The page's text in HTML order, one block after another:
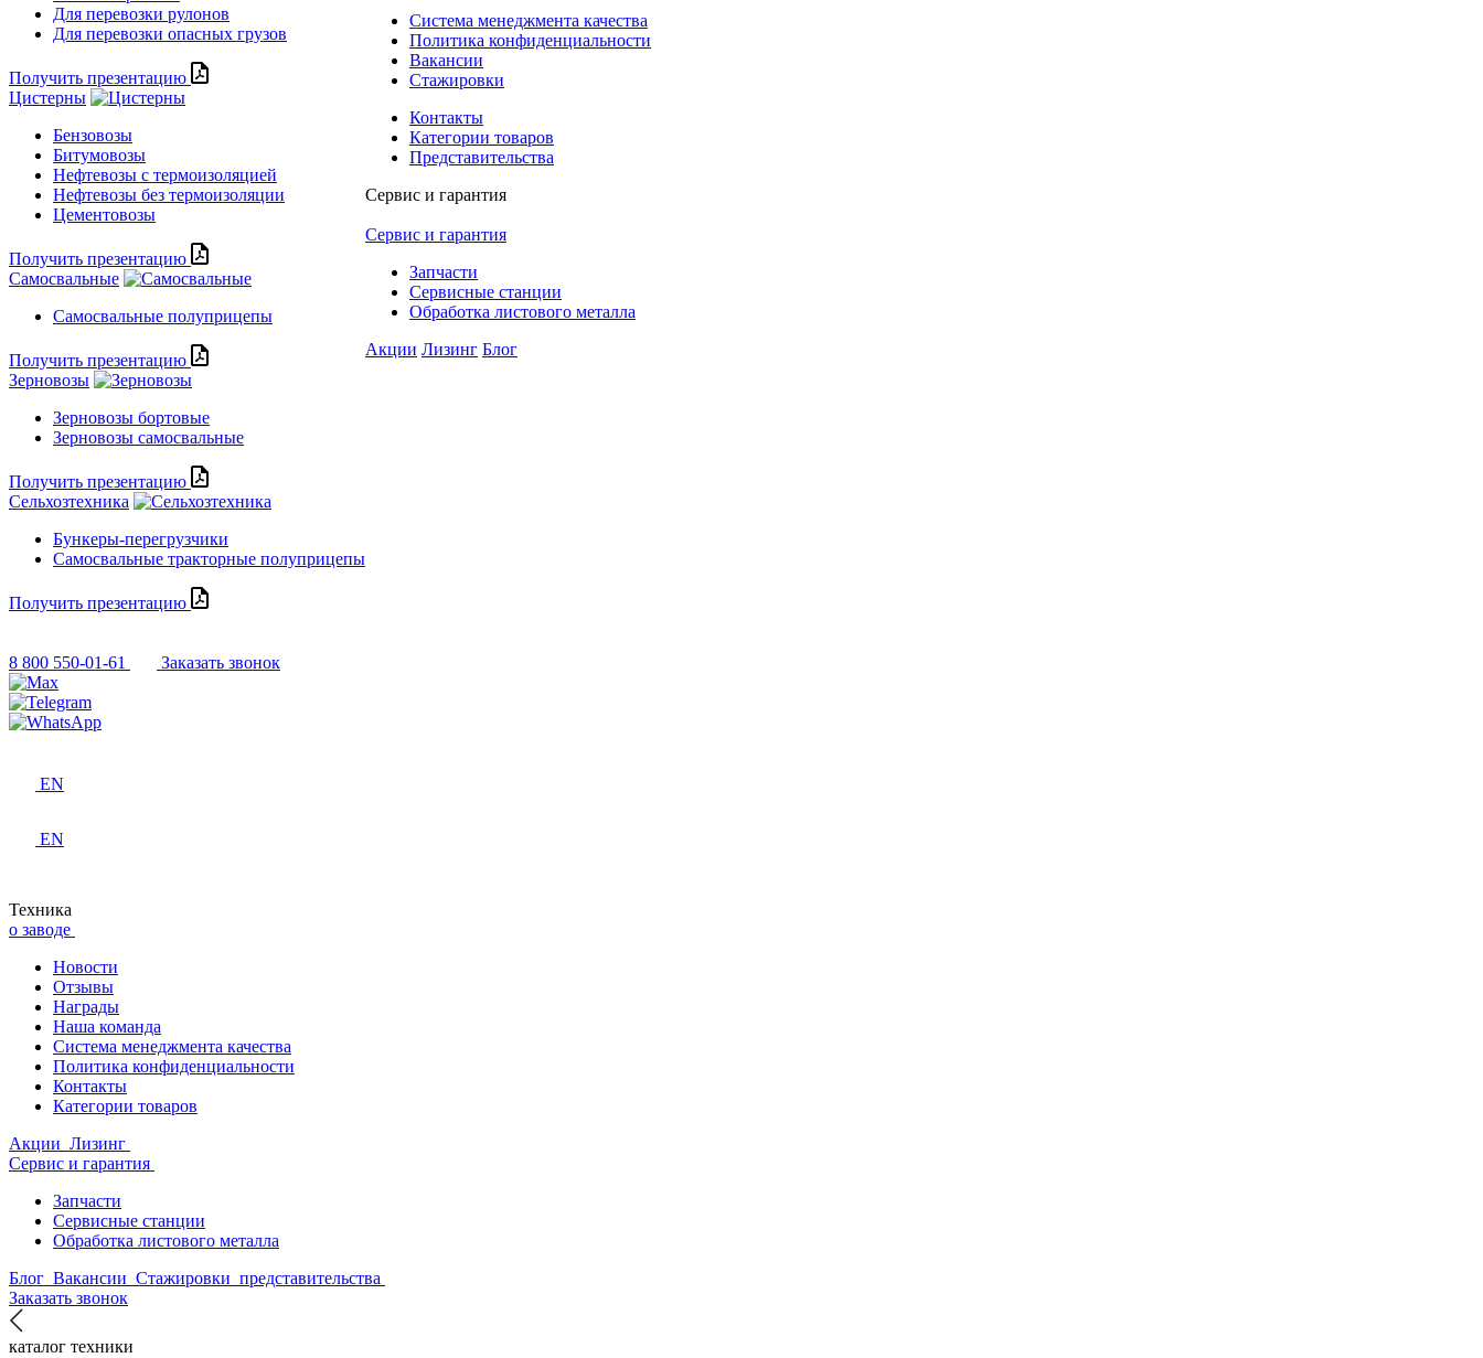
Для перевозки рулонов
Для перевозки опасных грузов
Получить презентацию
Цистерны
Бензовозы
Битумовозы
Нефтевозы с термоизоляцией
Нефтевозы без термоизоляции
Цементовозы
Получить презентацию
Самосвальные
Самосвальные полуприцепы
Получить презентацию
Зерновозы
Зерновозы бортовые
Зерновозы самосвальные
Получить презентацию
Сельхозтехника
Бункеры-перегрузчики
Самосвальные тракторные полуприцепы
Получить презентацию
Система менеджмента качества
Политика конфиденциальности
Вакансии
Стажировки
Контакты
Категории товаров
Представительства
Сервис и гарантия
Сервис и гарантия
Запчасти
Сервисные станции
Обработка листового металла
Акции Лизинг Блог
8 800 550-01-61 Заказать звонок
EN
EN
Техника
о заводе
Новости
Отзывы
Награды
Наша команда
Система менеджмента качества
Политика конфиденциальности
Контакты
Категории товаров
Акции Лизинг
Сервис и гарантия
Запчасти
Сервисные станции
Обработка листового металла
Блог Вакансии Стажировки представительства
Заказать звонок
каталог техники